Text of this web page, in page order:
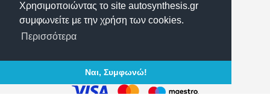
Χρησιμοποιώντας το site autosynthesis.gr
συμφωνείτε με την χρήση των cookies.
Περισσότερα
Ναι, Συμφωνώ!
Σχετικά με εμάς
Επικοινωνία
ΑΣΦΑΛΕΙΣ ΣΥΝΑΛΛΑΓΕΣ